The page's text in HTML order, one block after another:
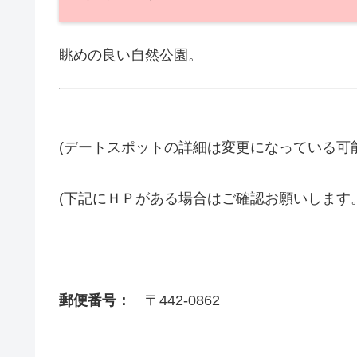
眺めの良い自然公園。
(デートスポットの詳細は変更になっている可
(下記にＨＰがある場合はご確認お願いします
郵便番号： 〒442-0862